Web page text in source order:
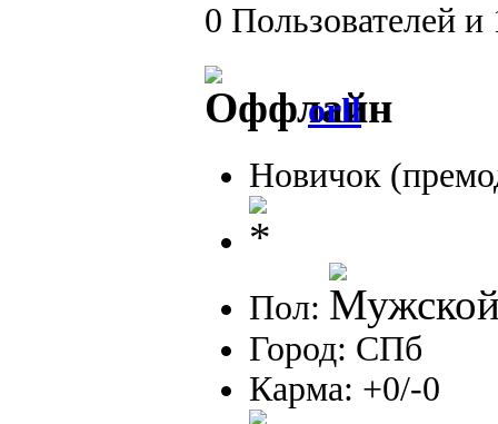
0 Пользователей
orll
Новичок
Пол:
Город: СПб
Карма: +0/-0